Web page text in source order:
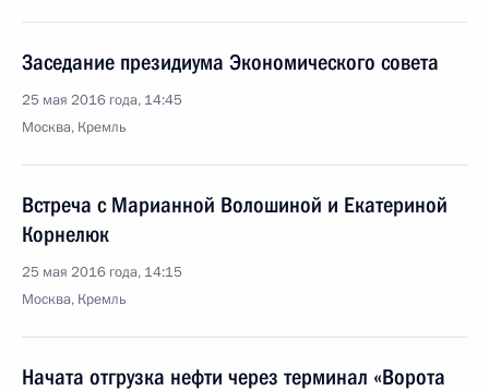
Заседание президиума Экономического совета
25 мая 2016 года, 14:45
Москва, Кремль
Встреча с Марианной Волошиной и Екатериной
Корнелюк
25 мая 2016 года, 14:15
Москва, Кремль
Начата отгрузка нефти через терминал «Ворота